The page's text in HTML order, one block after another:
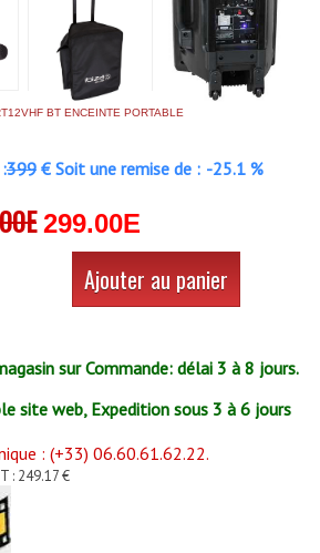
Egaliseur Egaliseurs
Et Caissons Basses
Packs Sono
Retours De Scène
Caissons De Basses
(Ecoutes De Studio)
Portables Amplifiées
BT ENCEINTE PORTABLE
399€ Soit une remise de : -25.1 %
299.00E
Ajouter au panier
sur Commande: délai 3 à 8 jours.
site web, Expedition sous 3 à 6 jours
: (+33) 06.60.61.62.22.
: 249.17 €